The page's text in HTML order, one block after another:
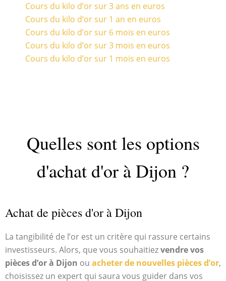
Cours du kilo d’or sur 3 ans en euros
Cours du kilo d’or sur 1 an en euros
Cours du kilo d’or sur 6 mois en euros
Cours du kilo d’or sur 3 mois en euros
Cours du kilo d’or sur 1 mois en euros
Quelles sont les options
d'achat d'or à Dijon ?
Achat de pièces d'or à Dijon
La tangibilité de l’or est un critère qui rassure certains
investisseurs. Alors, que vous souhaitiezvendre vos
pièces d’or à Dijon ou acheter de nouvelles pièces d’or,
choisissez un expert qui saura vous guider dans vos